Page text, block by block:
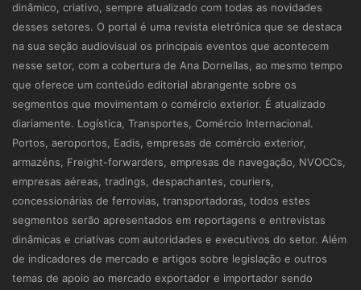
dinâmico, criativo, sempre atualizado com todas as novidades
desses setores. O portal é uma revista eletrônica que se destaca
na sua seção audiovisual os principais eventos que acontecem
nesse setor, com a cobertura de Ana Dornellas, ao mesmo tempo
que oferece um conteúdo editorial abrangente sobre os
segmentos que movimentam o comércio exterior. É atualizado
diariamente. Logística, Transportes, Comércio Internacional.
Portos, aeroportos, Eadis, empresas de comércio exterior,
armazéns, Freight-forwarders, empresas de navegação, NVOCCs,
empresas aéreas, tradings, despachantes, couriers,
concessionárias de ferrovias, transportadoras, todos estes
segmentos serão apresentados em reportagens e entrevistas
dinâmicas e criativas com autoridades e executivos do setor. Além
de indicadores de mercado e artigos sobre legislação e outros
temas de apoio ao mercado exportador e importador sendo